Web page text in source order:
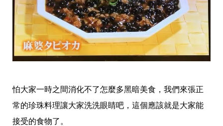
怕大家一時之間消化不了怎麼多黑暗美食，我們來張正
常的珍珠料理讓大家洗洗眼睛吧，這個應該就是大家能
接受的食物了。